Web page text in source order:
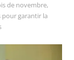
de novembre,
garantir la